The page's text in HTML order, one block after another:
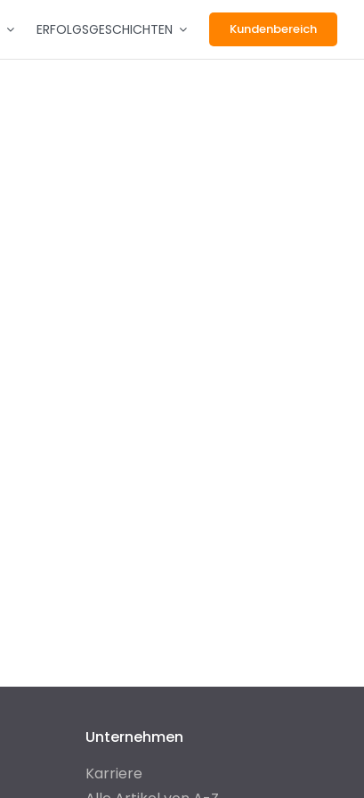
ERFOLGSGESCHICHTEN Kundenbereich
Unternehmen
Karriere